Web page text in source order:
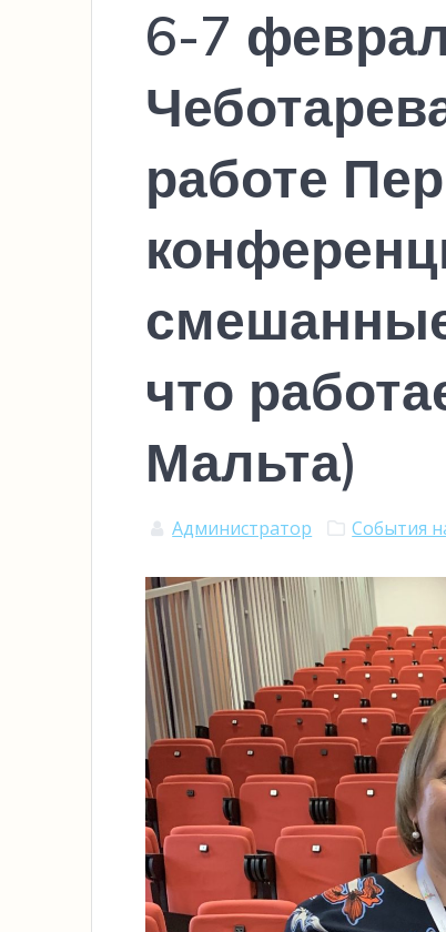
6-7
работе
что
Мальта)
Администратор События